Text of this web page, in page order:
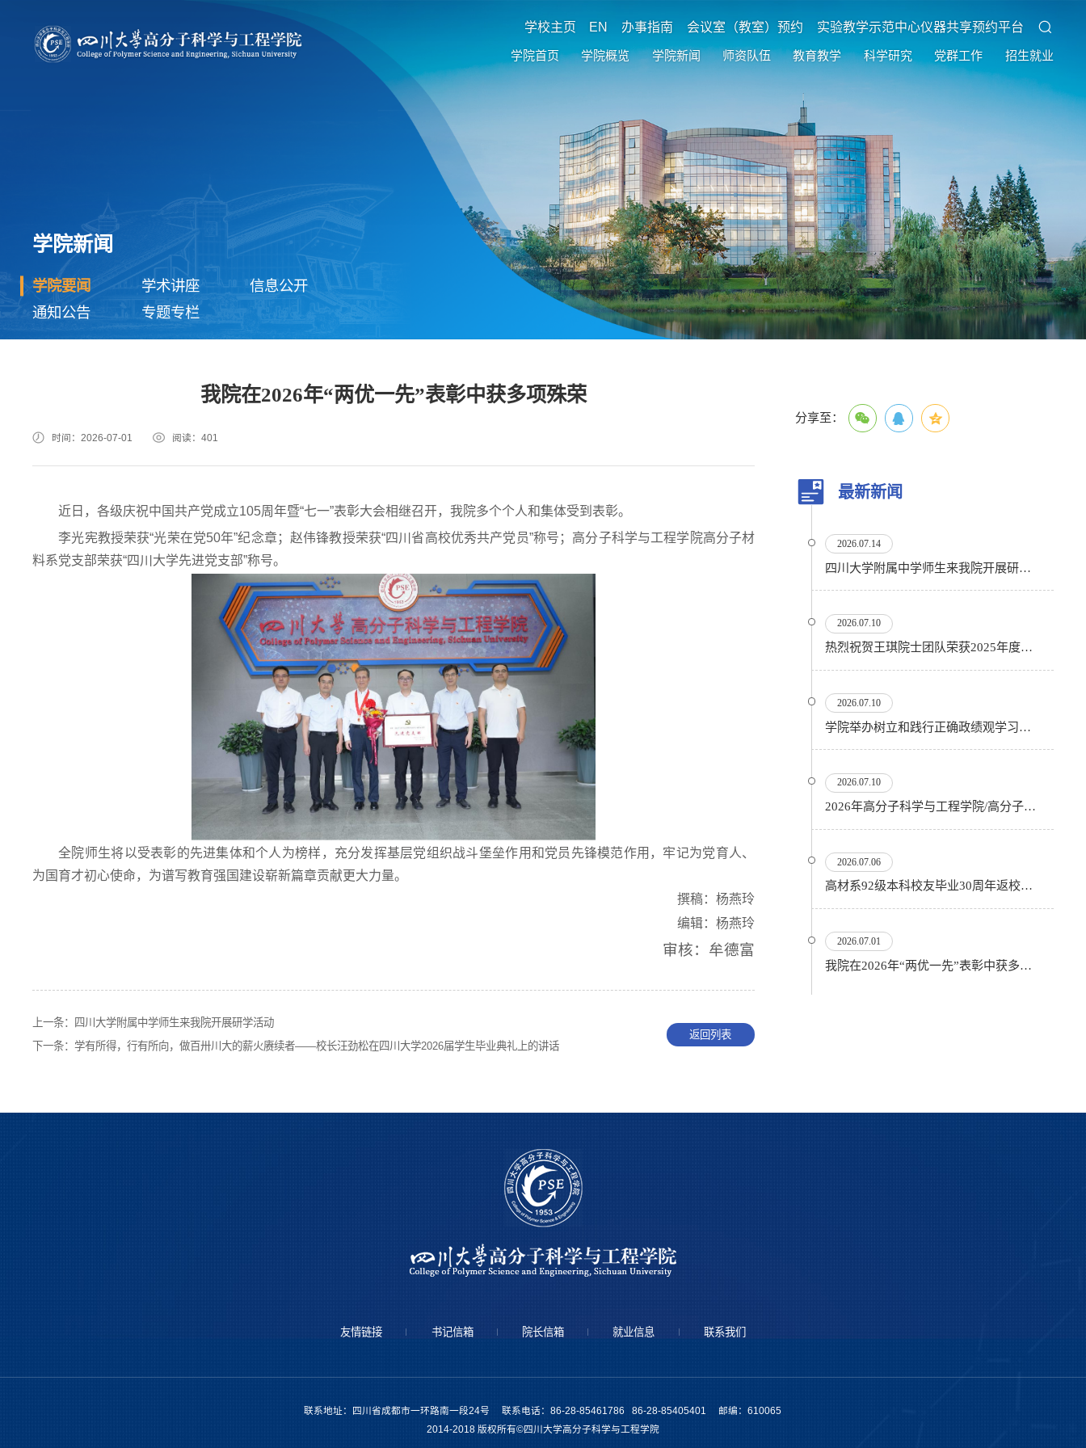
学校主页 EN 办事指南 会议室（教室）预约 实验教学示范中心仪器共享预约平台
学院首页 学院概览 学院新闻 师资队伍 教育教学 科学研究 党群工作 招生就业
学院新闻
学院要闻 学术讲座
信息公开
通知公告
专题专栏
我院在2026年“两优一先”表彰中获多项殊荣
时间：2026-07-01 阅读： 401
近日，各级庆祝中国共产党成立105周年暨“七一”表彰大会相继召开，我院多个个人和集体受到表彰。
李光宪教授荣获“光荣在党50年”纪念章；赵伟锋教授荣获“四川省高校优秀共产党员”称号；高分子科学与工程学院高分子材
料系党支部荣获“四川大学先进党支部”称号。
全院师生将以受表彰的先进集体和个人为榜样，充分发挥基层党组织战斗堡垒作用和党员先锋模范作用，牢记为党育人、
为国育才初心使命，为谱写教育强国建设崭新篇章贡献更大力量。
撰稿：杨燕玲
编辑：杨燕玲
审核：牟德富
上一条：
四川大学附属中学师生来我院开展研学活动
下一条：学有所得，行有所向，做百卅川大的薪火赓续者——校长汪劲松在四川大学2026届学生毕业典礼上的讲话
返回列表
分享至：
最新新闻
2026.07.14
四川大学附属中学师生来我院开展研学活动
2026.07.10
热烈祝贺王琪院士团队荣获2025年度国家科技进步奖二等奖
2026.07.10
学院举办树立和践行正确政绩观学习教育专题讲座暨援藏精神宣讲会
2026.07.10
2026年高分子科学与工程学院/高分子研究所优秀大学生暑期夏令营顺利开营
2026.07.06
高材系92级本科校友毕业30周年返校活动顺利举行
2026.07.01
我院在2026年“两优一先”表彰中获多项殊荣
友情链接 书记信箱 院长信箱 就业信息 联系我们
联系地址：四川省成都市一环路南一段24号 联系电话：86-28-85461786 86-28-85405401 邮编：610065
2014-2018 版权所有©四川大学高分子科学与工程学院